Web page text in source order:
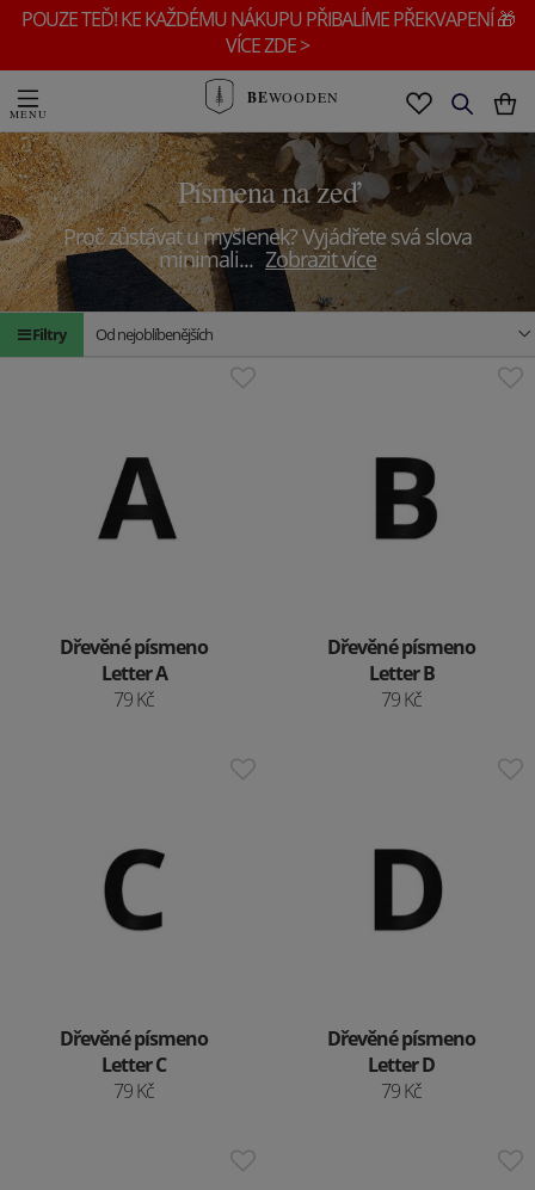
POUZE TEĎ! KE KAŽDÉMU NÁKUPU PŘIBALÍME PŘEKVAPENÍ 🎁
VÍCE ZDE >
BEWOODEN
Písmena na zeď
Proč zůstávat u myšlenek? Vyjádřete svá slova
minimali... Zobrazit více
Filtry Od nejoblíbenějších
Dřevěné písmeno
Letter A
79 Kč
Dřevěné písmeno
Letter B
79 Kč
Dřevěné písmeno
Letter C
79 Kč
Dřevěné písmeno
Letter D
79 Kč